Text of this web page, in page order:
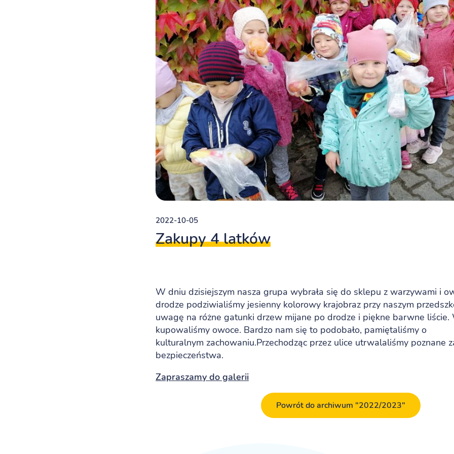
2022-10-05
Zakupy 4 latków
W dniu dzisiejszym nasza grupa wybrała się do sklepu z warzywami i
drodze podziwialiśmy jesienny kolorowy krajobraz przy naszym
uwagę na różne gatunki drzew mijane po drodze i piękne barwne
kupowaliśmy owoce. Bardzo nam się to podobało, pamiętaliśmy o
kulturalnym zachowaniu.Przechodząc przez ulice utrwalaliśmy poznane
bezpieczeństwa.
Zapraszamy do galerii
Powrót do archiwum "2022/2023"